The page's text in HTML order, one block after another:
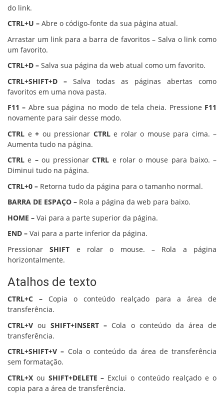
do link.
CTRL+U – Abre o código-fonte da sua página atual.
Arrastar um link para a barra de favoritos – Salva o link como
um favorito.
CTRL+D – Salva sua página da web atual como um favorito.
CTRL+SHIFT+D – Salva todas as páginas abertas como
favoritos em uma nova pasta.
F11 – Abre sua página no modo de tela cheia. Pressione F11
novamente para sair desse modo.
CTRL e + ou pressionar CTRLe rolar o mouse para cima. –
Aumenta tudo na página.
CTRL e –ou pressionarCTRL e rolar o mouse para baixo. –
Diminui tudo na página.
CTRL+0 – Retorna tudo da página para o tamanho normal.
BARRA DE ESPAÇO – Rola a página da web para baixo.
HOME – Vai para a parte superior da página.
END – Vai para a parte inferior da página.
PressionarSHIFT e rolar o mouse. – Rola a página
horizontalmente.
Atalhos de texto
CTRL+C – Copia o conteúdo realçado para a área de
transferência.
CTRL+V ouSHIFT+INSERT – Cola o conteúdo da área de
transferência.
CTRL+SHIFT+V – Cola o conteúdo da área de transferência
sem formatação.
CTRL+X ou SHIFT+DELETE – Exclui o conteúdo realçado e o
copia para a área de transferência.